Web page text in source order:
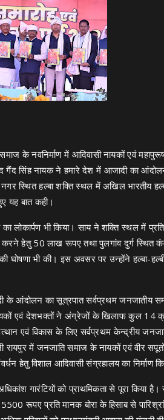
के नवनिर्माण में आदिवासी नायकों एवं महापुरूषों
गैंद सिंह नायक ने हमारे देश में आजादी का
स्थित हल्बा शक्ति स्थल में अखिल भारतीय
यह बात कही।
लोकार्पण भी किया। साय ने शक्ति स्थल में
करने हेतु 50 लाख रूपए तथा पुलगांव दुर्ग स्थित
घोषणा भी की। इस अवसर पर उन्होंने हल्बा-
के आंदोलन का सूत्रपात सर्वप्रथम जनजातीय
एवं देशभक्तों ने अंग्रेजों के खिलाफ कुल 14
एवं विकास के लिए सर्वप्रथम केन्द्रीय
रायपुर में जनजाति समाज के नायकों एवं वीर
हेतु विशाल आदिवासी संग्रहालय का निर्माण
गारंटियों को प्राथमिकता से पूरा किया
रूपए प्रति मानक बोरा के हिसाब से